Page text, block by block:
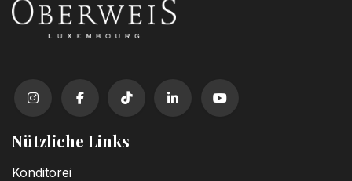
Nützliche Links
Konditorei